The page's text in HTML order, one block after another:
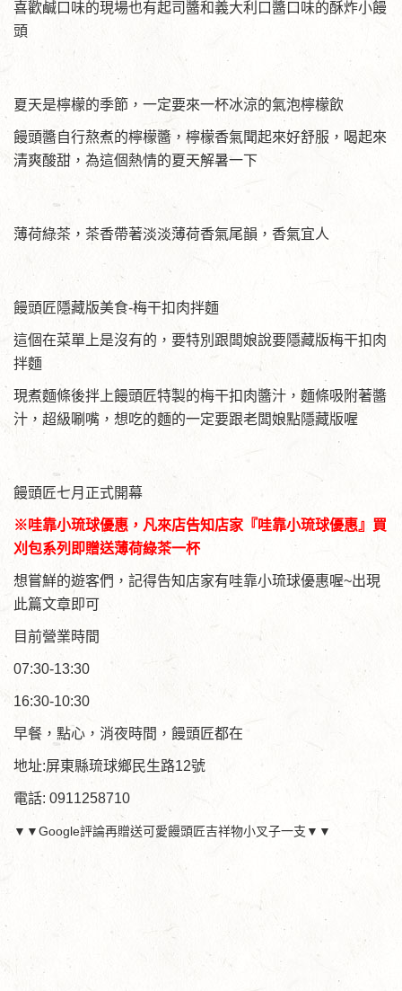
喜歡鹹口味的現場也有起司醬和義大利口醬口味的酥炸小饅
頭
夏天是檸檬的季節，一定要來一杯冰涼的氣泡檸檬飲
饅頭醬自行熬煮的檸檬醬，檸檬香氣聞起來好舒服，喝起來
清爽酸甜，為這個熱情的夏天解暑一下
薄荷綠茶，茶香帶著淡淡薄荷香氣尾韻，香氣宜人
饅頭匠隱藏版美食-梅干扣肉拌麵
這個在菜單上是沒有的，要特別跟闆娘說要隱藏版梅干扣肉
拌麵
現煮麵條後拌上饅頭匠特製的梅干扣肉醬汁，麵條吸附著醬
汁，超級唰嘴，想吃的麵的一定要跟老闆娘點隱藏版喔
饅頭匠七月正式開幕
※哇靠小琉球優惠，凡來店告知店家『哇靠小琉球優惠』買
刈包系列即贈送薄荷綠茶一杯
想嘗鮮的遊客們，記得告知店家有哇靠小琉球優惠喔~出現
此篇文章即可
目前營業時間
07:30-13:30
16:30-10:30
早餐，點心，消夜時間，饅頭匠都在
地址:屏東縣琉球鄉民生路12號
電話: 0911258710
▼▼Google評論再贈送可愛饅頭匠吉祥物小叉子一支▼▼